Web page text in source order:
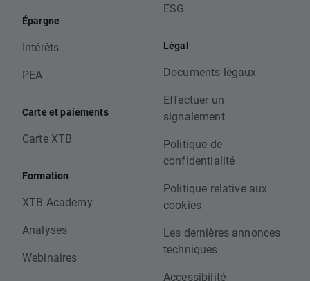
Épargne
Intérêts
PEA
Carte et paiements
Carte XTB
Formation
XTB Academy
Analyses
Webinaires
ESG
Légal
Documents légaux
Effectuer un
signalement
Politique de
confidentialité
Politique relative aux
cookies
Les dernières annonces
techniques
Accessibilité